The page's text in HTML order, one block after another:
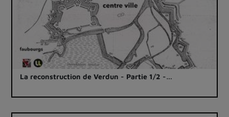
La reconstruction de Verdun - Partie 1/2 -…